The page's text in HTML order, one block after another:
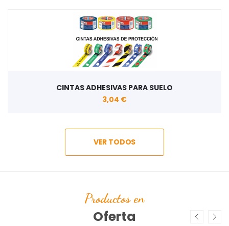
CINTAS ADHESIVAS PARA SUELO
3,04 €
VER TODOS
Productos en
Oferta